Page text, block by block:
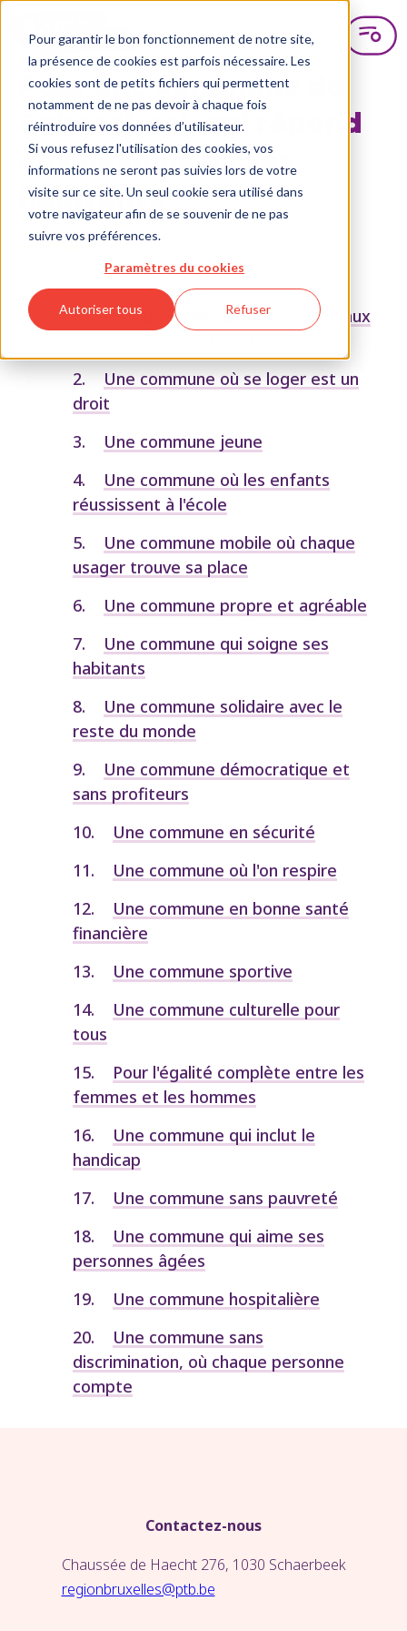
Pour garantir le bon fonctionnement de notre site,
la présence de cookies est parfois nécessaire. Les
cookies sont de petits fichiers qui permettent
notamment de ne pas devoir à chaque fois
réintroduire vos données d’utilisateur.
Si vous refusez l'utilisation des cookies, vos
informations ne seront pas suivies lors de votre
visite sur ce site. Un seul cookie sera utilisé dans
votre navigateur afin de se souvenir de ne pas
suivre vos préférences.
Paramètres du cookies
Autoriser tous Refuser
Pour une commune de
Schaerbeek qui répond
aux besoins de ses
habitants
Pour une commune qui répond aux
Une commune où se loger est un
droit
Une commune jeune
Une commune où les enfants
réussissent à l'école
Une commune mobile où chaque
usager trouve sa place
Une commune propre et agréable
Une commune qui soigne ses
habitants
Une commune solidaire avec le
reste du monde
Une commune démocratique et
sans profiteurs
Une commune en sécurité
Une commune où l'on respire
Une commune en bonne santé
financière
Une commune sportive
Une commune culturelle pour
tous
Pour l'égalité complète entre les
femmes et les hommes
Une commune qui inclut le
handicap
Une commune sans pauvreté
Une commune qui aime ses
personnes âgées
Une commune hospitalière
Une commune sans
discrimination, où chaque personne
compte
Contactez-nous
Chaussée de Haecht 276, 1030 Schaerbeek
regionbruxelles@ptb.be